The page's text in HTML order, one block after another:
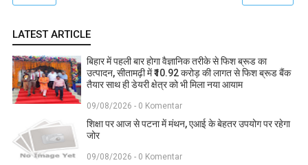
LATEST ARTICLE
बिहार में पहली बार होगा वैज्ञानिक तरीके से फिश ब्रूड का
उत्पादन, सीतामढ़ी में ₹10.92 करोड़ की लागत से फिश ब्रूड बैंक
तैयार साथ ही डेयरी क्षेत्र को भी मिला नया आयाम
09/08/2026 - 0 Komentar
शिक्षा पर आज से पटना में मंथन, एआई के बेहतर उपयोग पर रहेगा
जोर
09/08/2026 - 0 Komentar